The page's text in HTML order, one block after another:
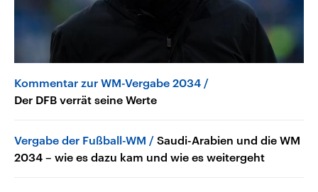
Kommentar zur WM-Vergabe 2034
Der DFB verrät seine Werte
Vergabe der Fußball-WM
Saudi-Arabien und die WM
2034 – wie es dazu kam und wie es weitergeht